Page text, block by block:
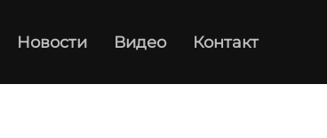
Новости Видео Контакт